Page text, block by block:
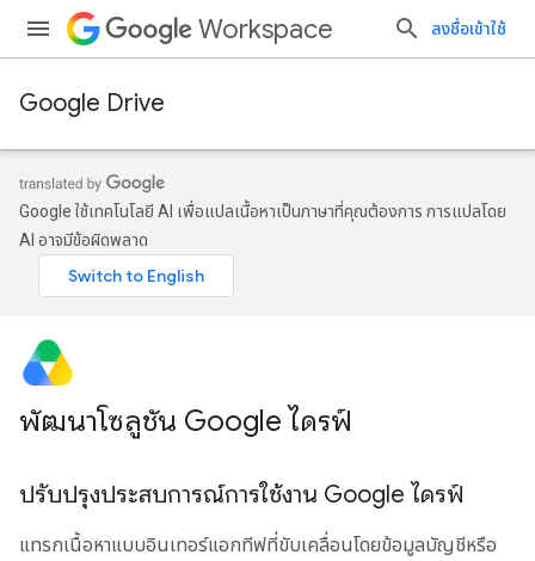
Workspace ลงชื่อเข้าใช้
Google Drive
Google ใช้เทคโนโลยี AI เพื่อแปลเนื้อหาเป็นภาษาที่คุณต้องการ การแปลโดย
AI อาจมีข้อผิดพลาด
พัฒนาโซลูชัน Google ไดรฟ์
ปรับปรุงประสบการณ์การใช้งาน Google ไดรฟ์
แทรกเนื้อหาแบบอินเทอร์แอกทีฟที่ขับเคลื่อนโดยข้อมูลบัญชีหรือ